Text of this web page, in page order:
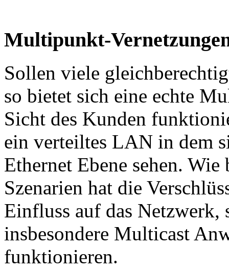
Multipunkt-
Sollen viele
so bietet sich eine echte
Sicht des Kunden
ein verteiltes LAN in dem
Ethernet Ebene sehen.
Szenarien hat die
Einfluss auf das Netzwerk,
insbesondere Multicast
funktionieren.